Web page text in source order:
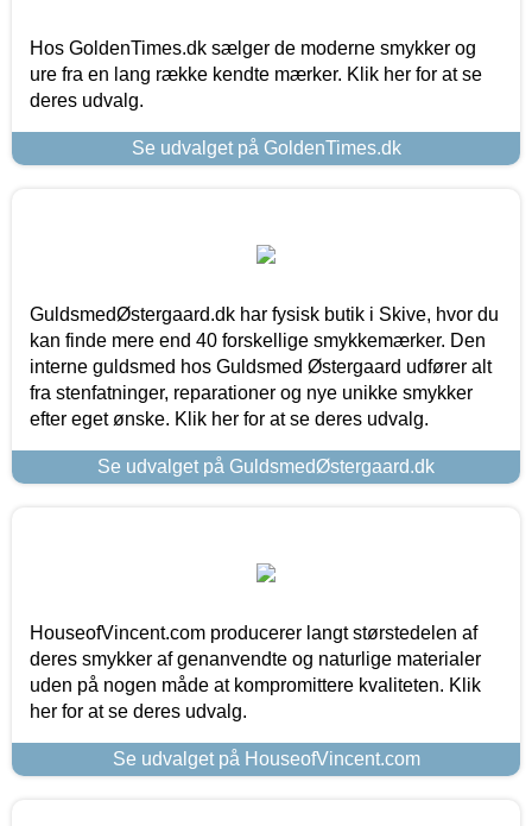
Hos GoldenTimes.dk sælger de moderne smykker og
ure fra en lang række kendte mærker. Klik her for at se
deres udvalg.
Se udvalget på GoldenTimes.dk
GuldsmedØstergaard.dk har fysisk butik i Skive, hvor du
kan finde mere end 40 forskellige smykkemærker. Den
interne guldsmed hos Guldsmed Østergaard udfører alt
fra stenfatninger, reparationer og nye unikke smykker
efter eget ønske. Klik her for at se deres udvalg.
Se udvalget på GuldsmedØstergaard.dk
HouseofVincent.com producerer langt størstedelen af
deres smykker af genanvendte og naturlige materialer
uden på nogen måde at kompromittere kvaliteten. Klik
her for at se deres udvalg.
Se udvalget på HouseofVincent.com